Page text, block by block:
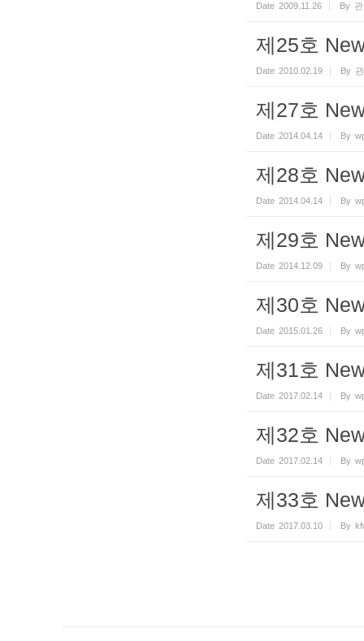
Date 2009.11.26 By
제25호
Date 2010.02.19 By
제27호
Date 2014.04.14 By
제28호
Date 2014.04.14 By
제29호
Date 2014.12.09 By
제30호
Date 2015.01.26 By
제31호
Date 2017.02.14 By
제32호
Date 2017.02.14 By
제33호
Date 2017.03.10 By